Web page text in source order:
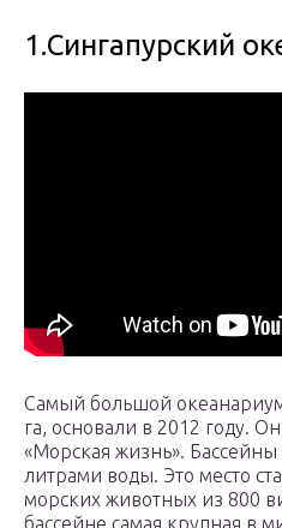
1.Сингапурский
Самый большой
га, основали в 2012 году.
«Морская жизнь».
литрами воды. Это место
морских животных из 800
бассейне самая крупная в